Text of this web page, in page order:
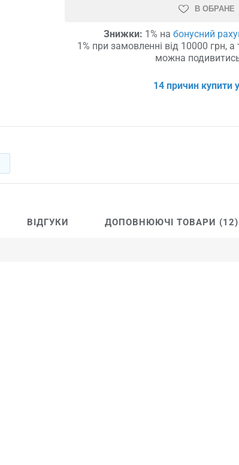
В ОБРАНЕ
Знижки: 1% на бонусний
1% при замовленні від 10000 грн,
можна
14 причин купити
ВІДГУКИ ДОПОВНЮЮЧІ ТОВАРИ (12)